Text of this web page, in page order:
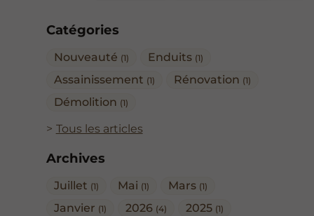
Catégories
Nouveauté (1) Enduits (1)
Assainissement (1) Rénovation (1)
Démolition (1)
Tous les articles
Archives
Juillet (1) Mai (1) Mars (1)
Janvier (1) 2026 (4) 2025 (1)